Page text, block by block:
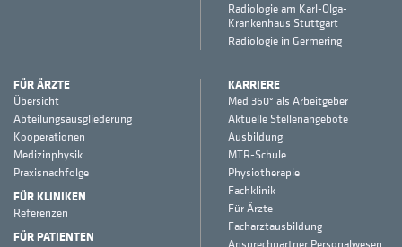
Radiologie am Karl-Olga-
Krankenhaus Stuttgart
Radiologie in Germering
FÜR ÄRZTE
Übersicht
Abteilungsausgliederung
Kooperationen
Medizinphysik
Praxisnachfolge
FÜR KLINIKEN
Referenzen
FÜR PATIENTEN
KARRIERE
Med 360° als Arbeitgeber
Aktuelle Stellenangebote
Ausbildung
MTR-Schule
Physiotherapie
Fachklinik
Für Ärzte
Facharztausbildung